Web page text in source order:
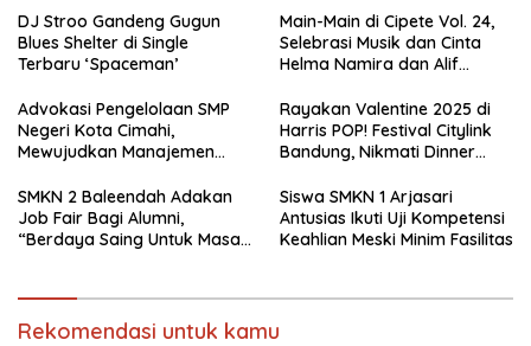
DJ Stroo Gandeng Gugun
Blues Shelter di Single
Terbaru ‘Spaceman’
Main-Main di Cipete Vol. 24,
Selebrasi Musik dan Cinta
Helma Namira dan Alif
Advokasi Pengelolaan SMP
Negeri Kota Cimahi,
Mewujudkan Manajemen
Rayakan Valentine 2025 di
Harris POP! Festival Citylink
Bandung, Nikmati Dinner
Spesial
SMKN 2 Baleendah Adakan
Job Fair Bagi Alumni,
“Berdaya Saing Untuk Masa
Siswa SMKN 1 Arjasari
Antusias Ikuti Uji Kompetensi
Keahlian Meski Minim Fasilitas
Rekomendasi untuk kamu